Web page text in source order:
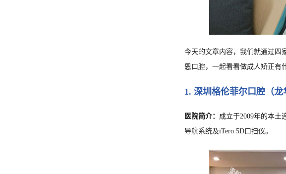
今天的文章内容，我们就通过四
恩口腔，一起看看做成人矫正有
1. 深圳格伦菲尔口腔（龙
医院简介： 成立于2009年的本土
导航系统及iTero 5D口扫仪。